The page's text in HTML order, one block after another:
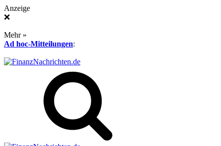
Anzeige
❌
Mehr »
Ad hoc-Mitteilungen: